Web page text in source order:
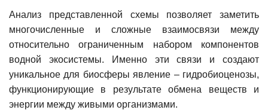
Анализ представленной схемы позволяет заметить
многочисленные и сложные взаимосвязи между
относительно ограниченным набором компонентов
водной экосистемы. Именно эти связи и создают
уникальное для биосферы явление – гидробиоценозы,
функционирующие в результате обмена веществ и
энергии между живыми организмами.